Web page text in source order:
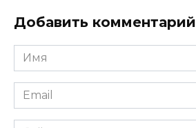
Добавить комментарий
Имя
*
Email
*